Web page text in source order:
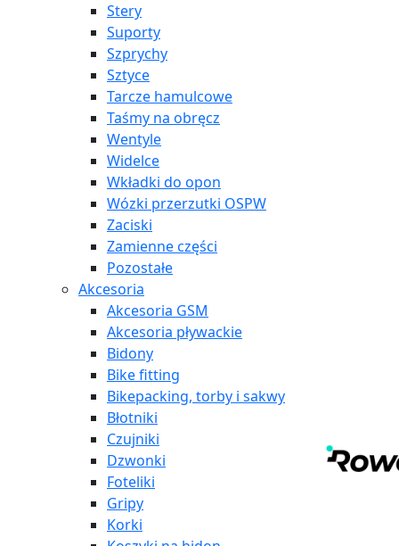
Stery
Suporty
Szprychy
Sztyce
Tarcze hamulcowe
Taśmy na obręcz
Wentyle
Widelce
Wkładki do opon
Wózki przerzutki OSPW
Zaciski
Zamienne części
Pozostałe
Akcesoria
Akcesoria GSM
Akcesoria pływackie
Bidony
Bike fitting
Bikepacking, torby i sakwy
Błotniki
Czujniki
Dzwonki
Foteliki
Gripy
Korki